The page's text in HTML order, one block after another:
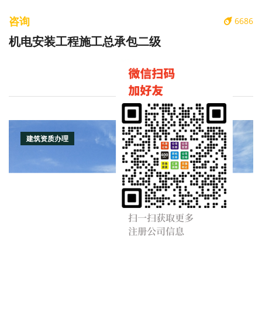
6686
咨询
机电安装工程施工总承包二级
建筑资质办理